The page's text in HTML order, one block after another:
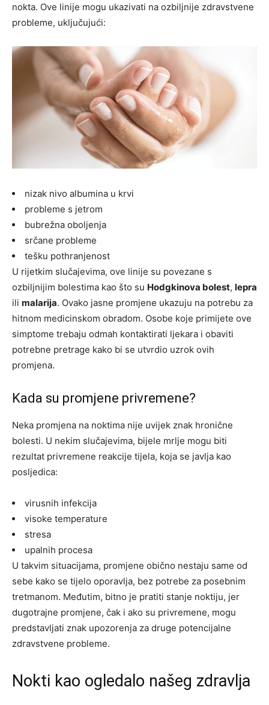
nokta. Ove linije mogu ukazivati na ozbiljnije zdravstvene
probleme, uključujući:
nizak nivo albumina u krvi
probleme s jetrom
bubrežna oboljenja
srčane probleme
tešku pothranjenost
U rijetkim slučajevima, ove linije su povezane s
ozbiljnijim bolestima kao što su Hodgkinova bolest, lepra
ili malarija. Ovako jasne promjene ukazuju na potrebu za
hitnom medicinskom obradom. Osobe koje primijete ove
simptome trebaju odmah kontaktirati ljekara i obaviti
potrebne pretrage kako bi se utvrdio uzrok ovih
promjena.
Kada su promjene privremene?
Neka promjena na noktima nije uvijek znak hronične
bolesti. U nekim slučajevima, bijele mrlje mogu biti
rezultat privremene reakcije tijela, koja se javlja kao
posljedica:
virusnih infekcija
visoke temperature
stresa
upalnih procesa
U takvim situacijama, promjene obično nestaju same od
sebe kako se tijelo oporavlja, bez potrebe za posebnim
tretmanom. Međutim, bitno je pratiti stanje noktiju, jer
dugotrajne promjene, čak i ako su privremene, mogu
predstavljati znak upozorenja za druge potencijalne
zdravstvene probleme.
Nokti kao ogledalo našeg zdravlja